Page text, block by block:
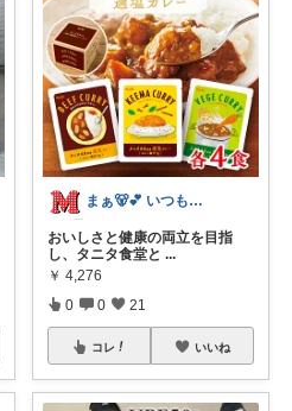
まぁ🐻💕 いつもありがとう💓
おいしさと健康の両立を目指
し、タニタ食堂と ...
￥ 4,276
0 0 21
コレ いいね